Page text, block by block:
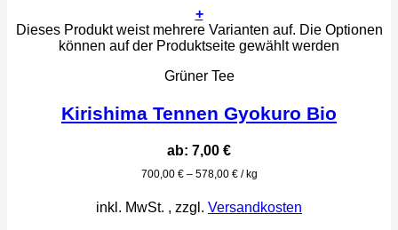
+
Dieses Produkt weist mehrere Varianten auf. Die Optionen
können auf der Produktseite gewählt werden
Grüner Tee
Kirishima Tennen Gyokuro Bio
ab: 7,00 €
700,00 €– 578,00 €/kg
inkl. MwSt. , zzgl. Versandkosten